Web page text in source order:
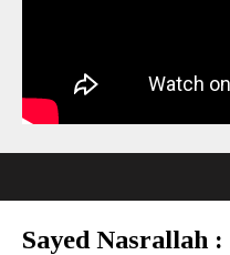
Sayed Nasrallah